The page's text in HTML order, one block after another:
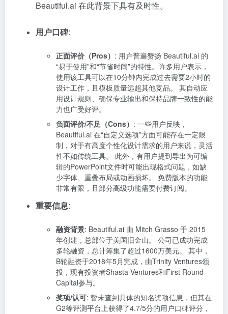
Beautiful.ai 在此背景下具有及时性。
用户口碑:
正面评价（Pros） : 用户普遍赞扬 Beautiful.ai 的
“易于使用”和“节省时间”的特性。许多用户表示，
使用该工具可以在10分钟内完成过去需要2小时的
设计工作，且模板质量远超其他竞品。 其自动应
用设计规则、确保专业输出和保持品牌一致性的能
力也广受好评。
负面评价/不足（Cons） : 一些用户反映，
Beautiful.ai 在“自定义选项”方面可能存在一定限
制，对于有高度个性化设计需求的用户来说，灵活
性不如传统工具。 此外，有用户提到导出为可编
辑的PowerPoint文件时可能出现格式问题，如缺
少字体、重叠布局或动画损坏。 免费版本的功能
非常有限，且部分高级功能需要付费订阅。
重要信息:
融资背景: Beautiful.ai 由 Mitch Grasso 于 2015
年创建，总部位于美国旧金山。 公司已成功完成
多轮融资，总计筹集了超过1600万美元。 其中，
B轮融资于2018年5月完成，由Trinity Ventures领
投，现有投资者Shasta Ventures和First Round
Capital参与。
奖项/认可: 暂未查到具体的知名奖项信息，但其在
G2等评测平台上获得了4.7/5分的用户口碑评分，